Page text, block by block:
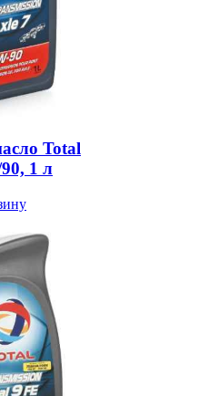
Total
1 л